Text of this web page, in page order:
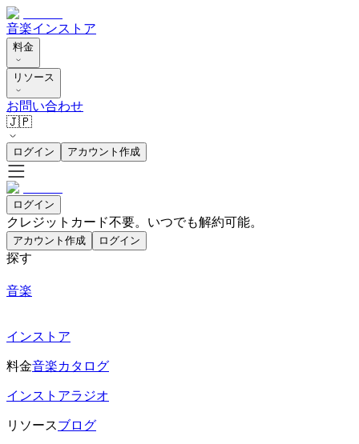
音楽インストア
料金
リソース
お問い合わせ
🇯🇵
ログイン アカウント作成
ログイン
クレジットカード不要。いつでも解約可能。
アカウント作成 ログイン
探す
音楽
インストア
料金音楽カタログ
インストアラジオ
リソースブログ